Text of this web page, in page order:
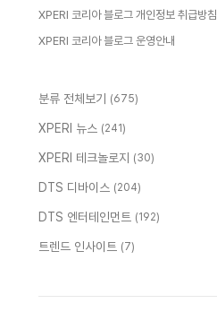
XPERI 코리아 블로그 개인정보 취급방침
XPERI 코리아 블로그 운영안내
분류 전체보기 (675)
XPERI 뉴스 (241)
XPERI 테크놀로지 (30)
DTS 디바이스 (204)
DTS 엔터테인먼트 (192)
트렌드 인사이트 (7)